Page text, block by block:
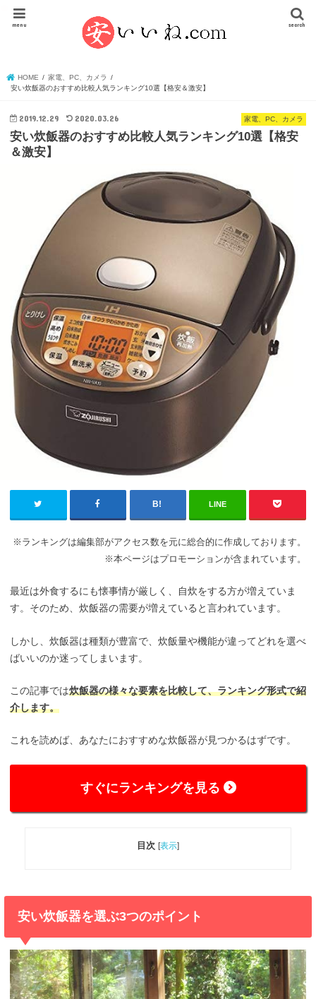
search
menu
HOME
家電、PC、カメラ
安い炊飯器のおすすめ比較人気ランキング10選【格安＆激安】
家電、PC、カメラ
2019.12.29 2020.03.26
安い炊飯器のおすすめ比較人気ランキング10選【格安
＆激安】
LINE
※ランキングは編集部がアクセス数を元に総合的に作成しております。
※本ページはプロモーションが含まれています。
最近は外食するにも懐事情が厳しく、自炊をする方が増えていま
す。そのため、炊飯器の需要が増えていると言われています。
しかし、炊飯器は種類が豊富で、炊飯量や機能が違ってどれを選べ
ばいいのか迷ってしまいます。
この記事では炊飯器の様々な要素を比較して、ランキング形式で紹
介します。
これを読めば、あなたにおすすめな炊飯器が見つかるはずです。
すぐにランキングを見る
目次 [表示]
安い炊飯器を選ぶ3つのポイント